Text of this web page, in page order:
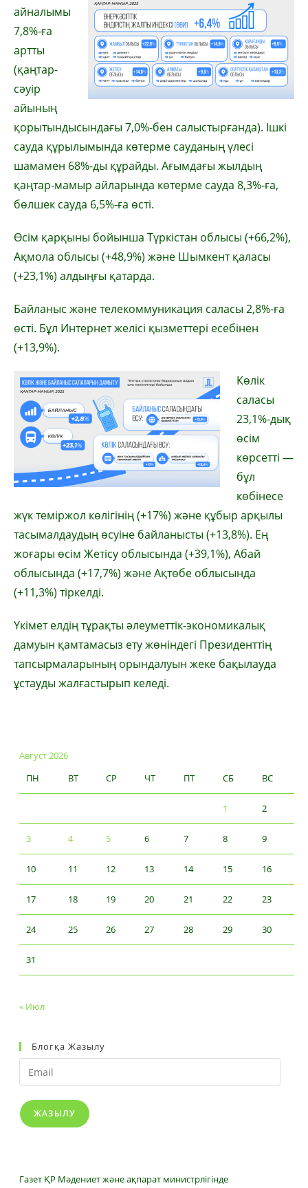
айналымы
7,8%-ға
артты
(қаңтар-
сәуір
айының
қорытындысындағы 7,0%-бен салыстырғанда). Ішкі
сауда құрылымында көтерме сауданың үлесі
шамамен 68%-ды құрайды. Ағымдағы жылдың
қаңтар-мамыр айларында көтерме сауда 8,3%-ға,
бөлшек сауда 6,5%-ға өсті.
Өсім қарқыны бойынша Түркістан облысы (+66,2%),
Ақмола облысы (+48,9%) және Шымкент қаласы
(+23,1%) алдыңғы қатарда.
Байланыс және телекоммуникация саласы 2,8%-ға
өсті. Бұл Интернет желісі қызметтері есебінен
(+13,9%).
Көлік
саласы
23,1%-дық
өсім
көрсетті —
бұл
көбінесе
жүк теміржол көлігінің (+17%) және құбыр арқылы
тасымалдаудың өсуіне байланысты (+13,8%). Ең
жоғары өсім Жетісу облысында (+39,1%), Абай
облысында (+17,7%) және Ақтөбе облысында
(+11,3%) тіркелді.
Үкімет елдің тұрақты әлеуметтік-экономикалық
дамуын қамтамасыз ету жөніндегі Президенттің
тапсырмаларының орындалуын жеке бақылауда
ұстауды жалғастырып келеді.
Август 2026
ПН
ВТ СР ЧТ ПТ СБ ВС
1 2
3 4 5 6 7 8 9
10 11 12 13 14 15 16
17 18 19 20 21 22 23
24 25 26 27 28 29 30
31
« Июл
Блогқа Жазылу
Email
ЖАЗЫЛУ
Газет ҚР Мәдениет және ақпарат министрлігінде